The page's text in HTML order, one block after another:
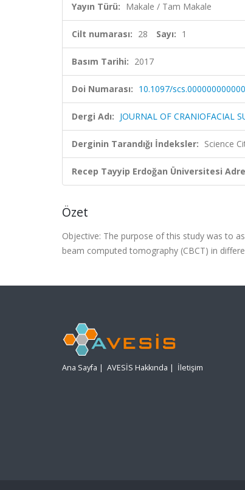
Yayın Türü: Makale / Tam Makale
Cilt numarası: 28 Sayı: 1
Basım Tarihi: 2017
Doi Numarası: 10.1097/
Dergi Adı: JOURNAL OF CRANIOFACIAL
Derginin Tarandığı İndeksler: Science
Recep Tayyip Erdoğan Üniversitesi
Özet
Objective: The purpose of this study was to
beam computed tomography (CBCT) in
Ana Sayfa | AVESİS Hakkında | İletişim